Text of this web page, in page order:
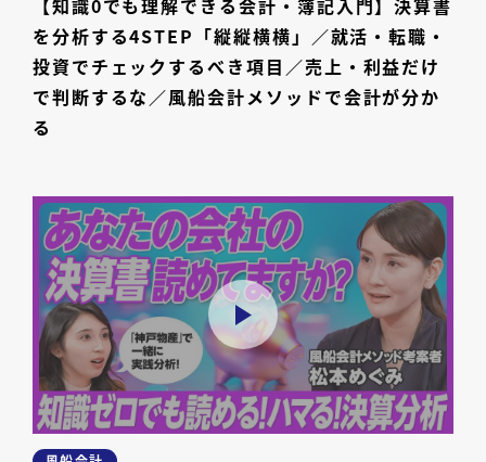
【知識0でも理解できる会計・簿記入門】決算書
を分析する4STEP「縦縦横横」／就活・転職・
投資でチェックするべき項目／売上・利益だけ
で判断するな／風船会計メソッドで会計が分か
る